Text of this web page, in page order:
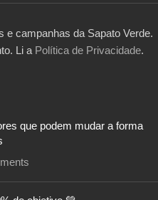
e campanhas da Sapato Verde.
Li a Política de Privacidade.
que podem mudar a forma